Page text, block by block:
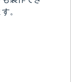
。